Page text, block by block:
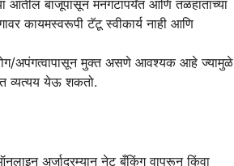
आतील बाजूपासून मनगटापर्यंत आणि तळहाताच्या
कायमस्वरूपी टॅटू स्वीकार्य नाही आणि
अपंगत्वापासून मुक्त असणे आवश्यक आहे ज्यामुळे
व्यत्यय येऊ शकतो.
अर्जादरम्यान नेट बँकिंग वापरून किंवा